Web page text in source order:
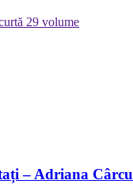
29 volume
– Adriana Cârcu